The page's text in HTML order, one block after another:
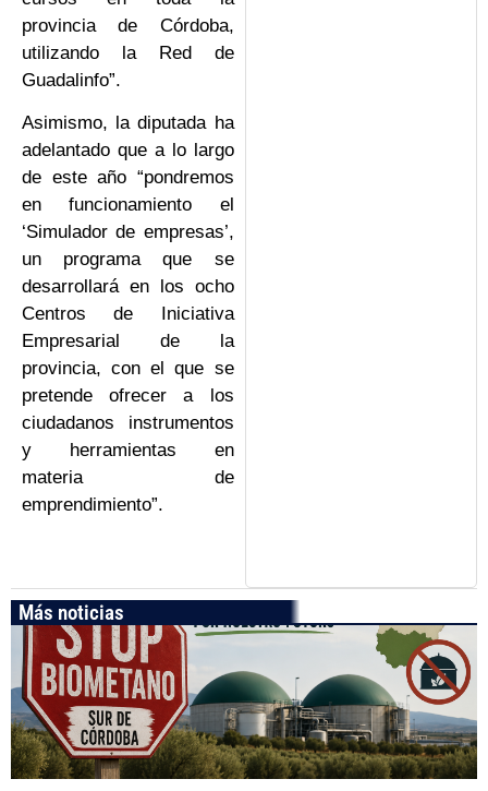
provincia de Córdoba,
utilizando la Red de
Guadalinfo”.
Asimismo, la diputada ha
adelantado que a lo largo
de este año “pondremos
en funcionamiento el
‘Simulador de empresas’,
un programa que se
desarrollará en los ocho
Centros de Iniciativa
Empresarial de la
provincia, con el que se
pretende ofrecer a los
ciudadanos instrumentos
y herramientas en
materia de
emprendimiento”.
Más noticias